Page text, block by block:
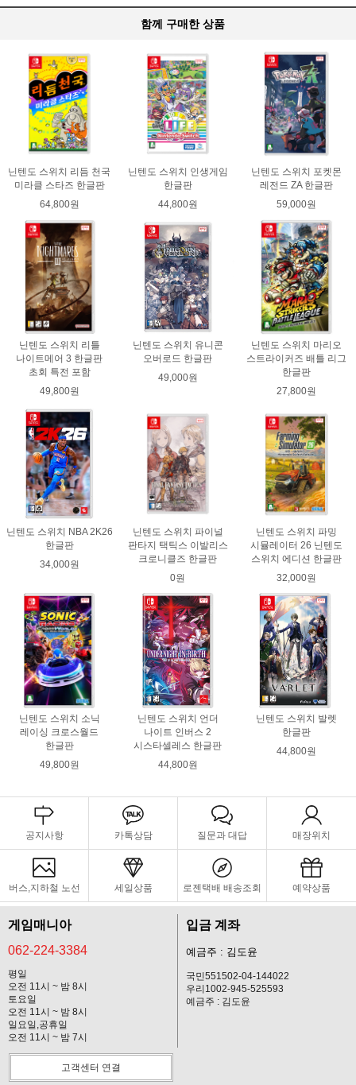
함께 구매한 상품
닌텐도 스위치 리듬 천국
미라클 스타즈 한글판
64,800원
닌텐도 스위치 인생게임
한글판
44,800원
닌텐도 스위치 포켓몬
레전드 ZA 한글판
59,000원
닌텐도 스위치 리틀
나이트메어 3 한글판
초회 특전 포함
49,800원
닌텐도 스위치 유니콘
오버로드 한글판
49,000원
닌텐도 스위치 마리오
스트라이커즈 배틀 리그
한글판
27,800원
닌텐도 스위치 NBA 2K26
한글판
34,000원
닌텐도 스위치 파이널
판타지 택틱스 이발리스
크로니클즈 한글판
0원
닌텐도 스위치 파밍
시뮬레이터 26 닌텐도
스위치 에디션 한글판
32,000원
닌텐도 스위치 소닉
레이싱 크로스월드
한글판
49,800원
닌텐도 스위치 언더
나이트 인버스 2
시스타셀레스 한글판
44,800원
닌텐도 스위치 발렛
한글판
44,800원
공지사항 카톡상담 질문과 대답 매장위치
버스,지하철 노선 세일상품 로젠택배 배송조회 예약상품
게임매니아
062-224-3384
평일
오전 11시 ~ 밤 8시
토요일
오전 11시 ~ 밤 8시
일요일,공휴일
오전 11시 ~ 밤 7시
입금 계좌
예금주 : 김도윤
국민551502-04-144022
우리1002-945-525593
예금주 : 김도윤
고객센터 연결